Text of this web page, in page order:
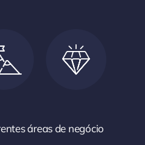
áreas de negócio